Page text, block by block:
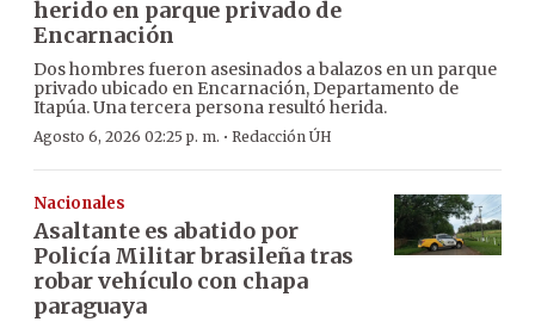
herido en parque privado de
Encarnación
Dos hombres fueron asesinados a balazos en un parque
privado ubicado en Encarnación, Departamento de
Itapúa. Una tercera persona resultó herida.
Agosto 6, 2026 02:25 p. m. · Redacción ÚH
Nacionales
Asaltante es abatido por
Policía Militar brasileña tras
robar vehículo con chapa
paraguaya